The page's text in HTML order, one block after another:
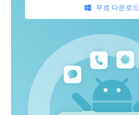
무료 다운로드